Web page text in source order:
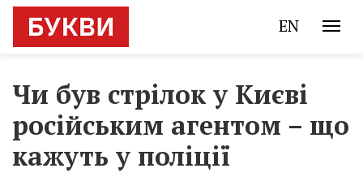
EN
Чи був стрілок у Києві
російським агентом – що
кажуть у поліції